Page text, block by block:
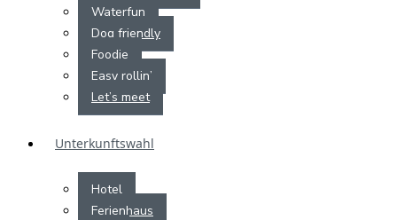
Waterfun
Dog friendly
Foodie
Easy rollin’
Let’s meet
Unterkunftswahl
Hotel
Ferienhaus